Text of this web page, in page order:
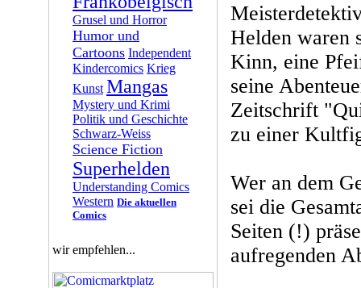
Grusel und Horror
Humor und
Cartoons Independent
Kindercomics Krieg
Kunst Mangas
Mystery und Krimi
Politik und Geschichte
Schwarz-Weiss
Science Fiction
Superhelden
Understanding Comics
Western Die aktuellen
Comics
wir empfehlen...
Helden waren
Kinn, eine
seine
Zeitschrift
zu einer
Wer an dem
sei die
Seiten (!)
aufregenden